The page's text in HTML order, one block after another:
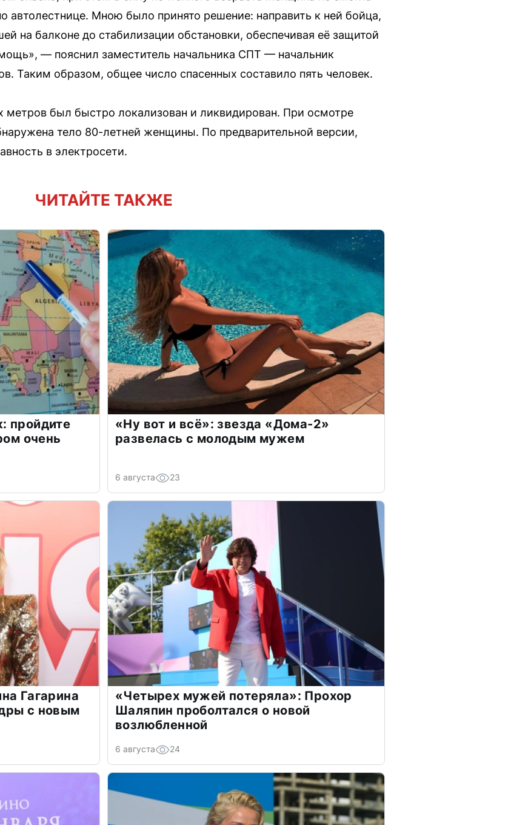
автолестнице. Мною было принято решение: направить к ней бойца,
на балконе до стабилизации обстановки, обеспечивая её защитой
— пояснил заместитель начальника СПТ — начальник
Таким образом, общее число спасенных составило пять человек.
метров был быстро локализован и ликвидирован. При осмотре
тело 80-летней женщины. По предварительной версии,
в электросети.
ЧИТАЙТЕ ТАКЖЕ
пройдите
очень
«Ну вот и всё»: звезда «Дома-2»
развелась с молодым мужем
6 августа 23
Гагарина
с новым
«Четырех мужей потеряла»: Прохор
Шаляпин проболтался о новой
возлюбленной
6 августа 24